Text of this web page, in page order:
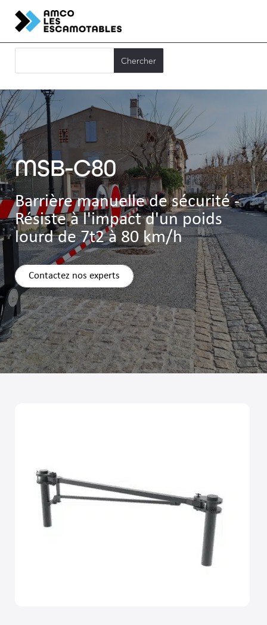
MSB-C80
Barrière manuelle de sécurité -
Résiste à l'impact d'un poids
lourd de 7t2 à 80 km/h
Contactez nos experts